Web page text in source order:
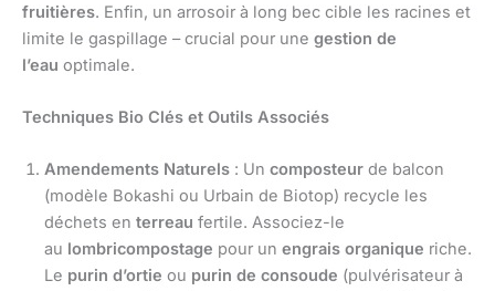
fruitières. Enfin, un arrosoir à long bec cible les racines et
limite le gaspillage – crucial pour une gestion de
l’eau optimale.
Techniques Bio Clés et Outils Associés
Amendements Naturels : Un composteur de balcon
(modèle Bokashi ou Urbain de Biotop) recycle les
déchets en terreau fertile. Associez-le
au lombricompostage pour un engrais organique riche.
Le purin d’ortie ou purin de consoude (pulvérisateur à